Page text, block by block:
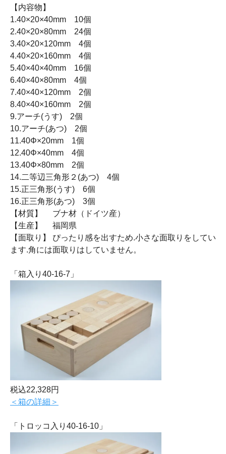
【内容物】
1.40×20×40mm 10個
2.40×20×80mm 24個
3.40×20×120mm 4個
4.40×20×160mm 4個
5.40×40×40mm 16個
6.40×40×80mm 4個
7.40×40×120mm 2個
8.40×40×160mm 2個
9.アーチ(うす) 2個
10.アーチ(あつ) 2個
11.40Φ×20mm 1個
12.40Φ×40mm 4個
13.40Φ×80mm 2個
14.二等辺三角形２(あつ) 4個
15.正三角形(うす) 6個
16.正三角形(あつ) 3個
【材質】 ブナ材（ドイツ産）
【生産】 福岡県
【面取り】 ぴったり感を出すため.小さな面取りをしてい
ます.角には面取りはしていません。
「箱入り40-16-7」
税込22,328円
＜箱の詳細＞
「トロッコ入り40-16-10」